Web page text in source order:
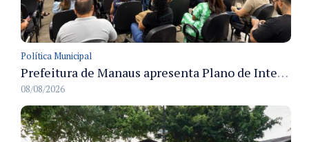
Política Municipal
Prefeitura de Manaus apresenta Plano de Integridade da CGM e qualifica servidores para governança e conformidade no biênio 2027-2028
08/08/2026